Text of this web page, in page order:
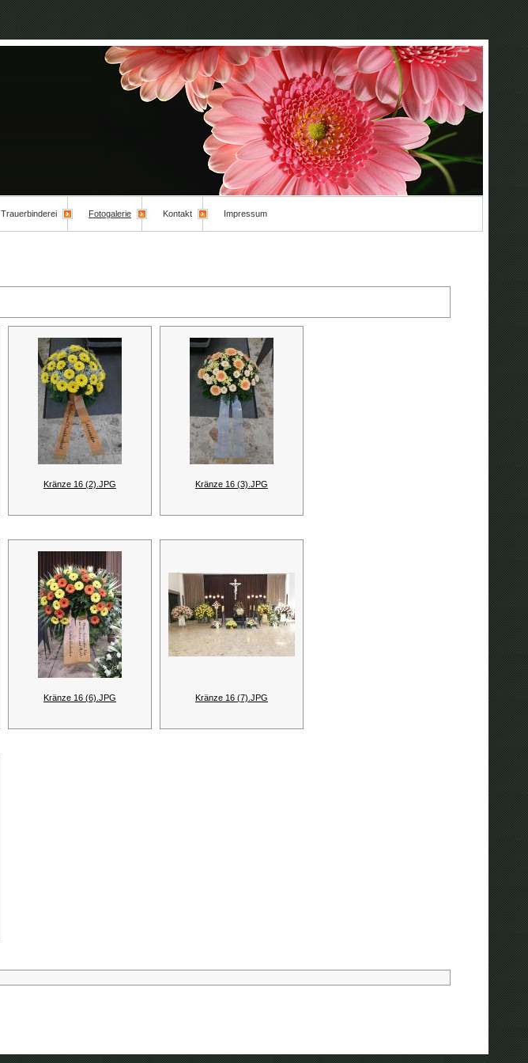
Trauerbinderei Fotogalerie Kontakt Impressum
Kränze 16 (2).JPG Kränze 16 (3).JPG
Kränze 16 (6).JPG Kränze 16 (7).JPG